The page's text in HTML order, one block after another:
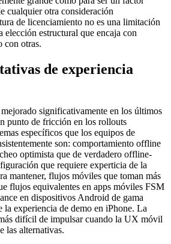
cualquier otra consideración
de licenciamiento no es una limitación
elección estructural que encaja con
con otras.
de experiencia
significativamente en los últimos
punto de fricción en los rollouts
específicos que los equipos de
son: comportamiento offline
optimista que de verdadero offline-
que requiere experticia de la
mantener, flujos móviles que toman más
flujos equivalentes en apps móviles FSM
en dispositivos Android de gama
la experiencia de demo en iPhone. La
difícil de impulsar cuando la UX móvil
las alternativas.